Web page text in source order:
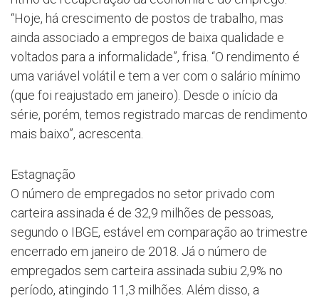
“Hoje, há crescimento de postos de trabalho, mas
ainda associado a empregos de baixa qualidade e
voltados para a informalidade”, frisa. “O rendimento é
uma variável volátil e tem a ver com o salário mínimo
(que foi reajustado em janeiro). Desde o início da
série, porém, temos registrado marcas de rendimento
mais baixo”, acrescenta.
Estagnação
O número de empregados no setor privado com
carteira assinada é de 32,9 milhões de pessoas,
segundo o IBGE, estável em comparação ao trimestre
encerrado em janeiro de 2018. Já o número de
empregados sem carteira assinada subiu 2,9% no
período, atingindo 11,3 milhões. Além disso, a